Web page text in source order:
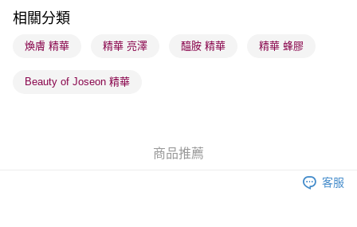
順豐站及營業點 - 確認發貨後1-3個工作天送達
物流公司進行物流配送
取。逾期會取消訂單，並不會安排重寄
相關分類
煥膚 精華 精華 亮澤 醯胺 精華 精華 蜂膠
Beauty of Joseon 精華
商品推薦
客服